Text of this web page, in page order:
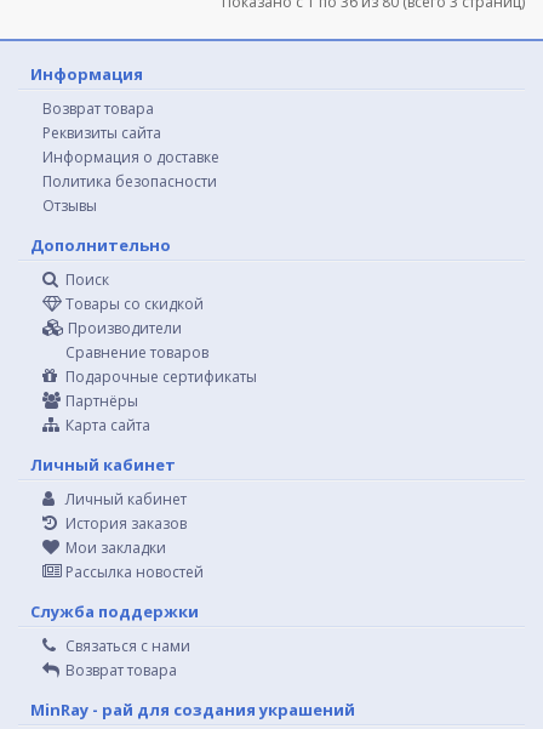
Информация
Возврат товара
Реквизиты сайта
Информация о доставке
Политика безопасности
Отзывы
Дополнительно
Поиск
Товары со скидкой
Производители
Сравнение товаров
Подарочные сертификаты
Партнёры
Карта сайта
Личный кабинет
Личный кабинет
История заказов
Мои закладки
Рассылка новостей
Служба поддержки
Связаться с нами
Возврат товара
MinRay - рай для создания украшений